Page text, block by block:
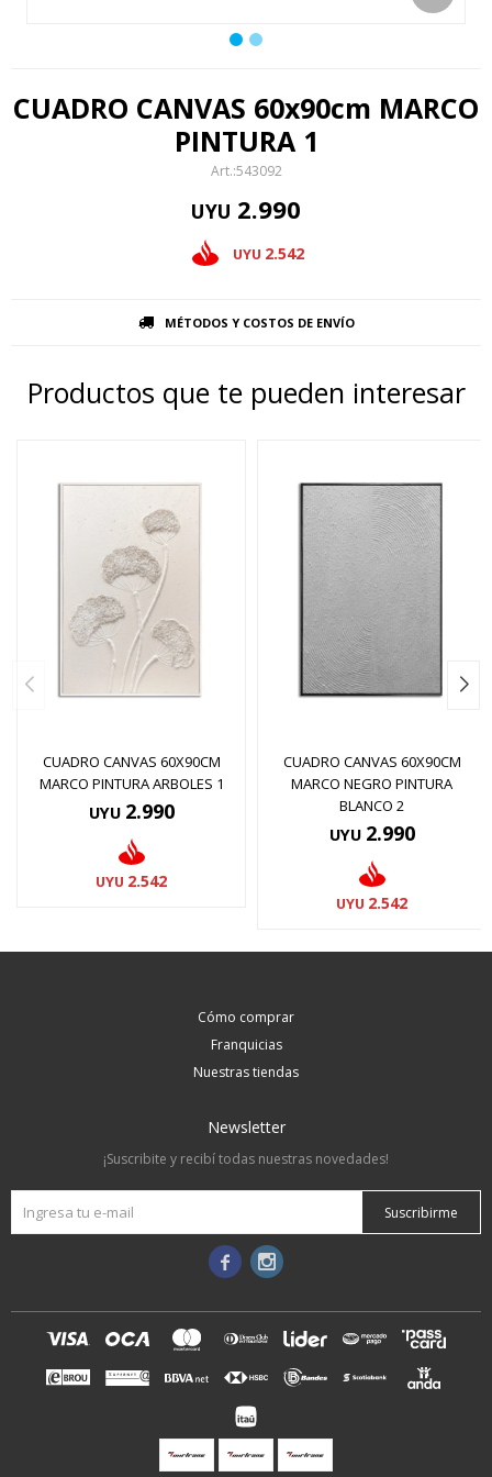
CUADRO CANVAS 60x90cm MARCO
PINTURA 1
543092
UYU 2.990
UYU 2.542
MÉTODOS Y COSTOS DE ENVÍO
Productos que te pueden interesar
CUADRO CANVAS 60X90CM
MARCO PINTURA ARBOLES 1
UYU 2.990
UYU 2.542
CUADRO CANVAS 60X90CM
MARCO NEGRO PINTURA
BLANCO 2
UYU 2.990
UYU 2.542
Cómo comprar
Franquicias
Nuestras tiendas
Newsletter
¡Suscribite y recibí todas nuestras novedades!
Suscribirme
 